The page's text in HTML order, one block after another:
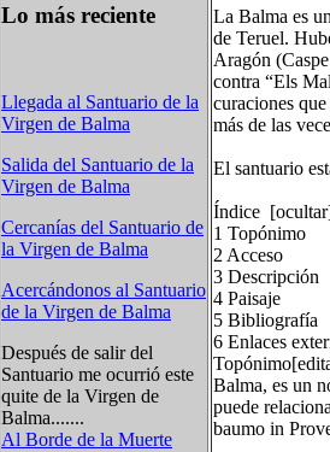
Lo más reciente
Llegada al Santuario de la
Virgen de Balma
Salida del Santuario de la
Virgen de Balma
Cercanías del Santuario de
la Virgen de Balma
Acercándonos al Santuario
de la Virgen de Balma
Después de salir del
Santuario me ocurrió este
quite de la Virgen de
Balma.......
Al Borde de la Muerte
La Balma es
de Teruel.
Aragón
contra “Els
curaciones
más de las
El santuario
Índice
1 Topónimo
2 Acceso
3 Descripción
4 Paisaje
5 Bibliografía
6 Enlaces
Balma, es un
puede
baumo in